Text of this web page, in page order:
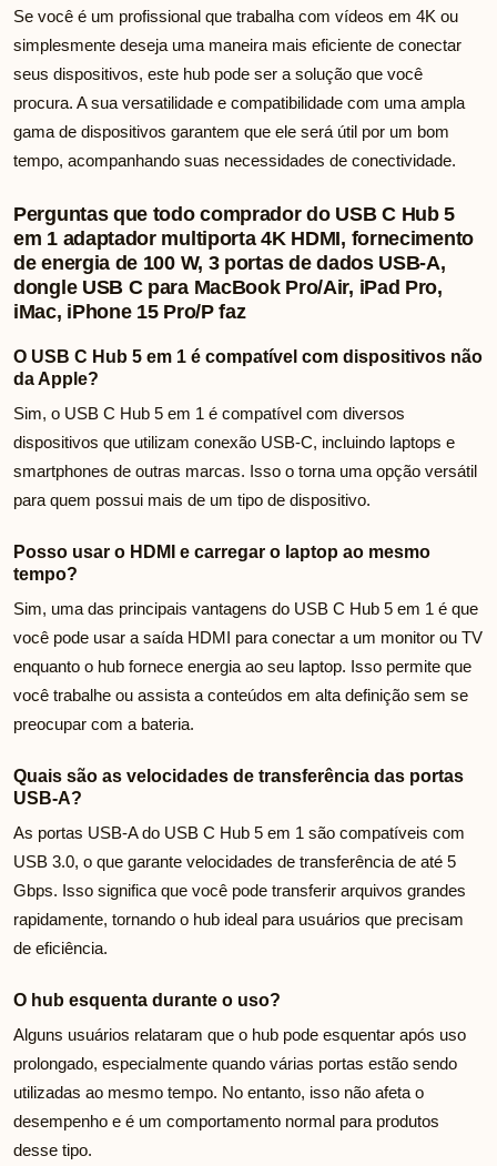
Se você é um profissional que trabalha com vídeos em 4K ou
simplesmente deseja uma maneira mais eficiente de conectar
seus dispositivos, este hub pode ser a solução que você
procura. A sua versatilidade e compatibilidade com uma ampla
gama de dispositivos garantem que ele será útil por um bom
tempo, acompanhando suas necessidades de conectividade.
Perguntas que todo comprador do USB C Hub 5
em 1 adaptador multiporta 4K HDMI, fornecimento
de energia de 100 W, 3 portas de dados USB-A,
dongle USB C para MacBook Pro/Air, iPad Pro,
iMac, iPhone 15 Pro/P faz
O USB C Hub 5 em 1 é compatível com dispositivos não
da Apple?
Sim, o USB C Hub 5 em 1 é compatível com diversos
dispositivos que utilizam conexão USB-C, incluindo laptops e
smartphones de outras marcas. Isso o torna uma opção versátil
para quem possui mais de um tipo de dispositivo.
Posso usar o HDMI e carregar o laptop ao mesmo
tempo?
Sim, uma das principais vantagens do USB C Hub 5 em 1 é que
você pode usar a saída HDMI para conectar a um monitor ou TV
enquanto o hub fornece energia ao seu laptop. Isso permite que
você trabalhe ou assista a conteúdos em alta definição sem se
preocupar com a bateria.
Quais são as velocidades de transferência das portas
USB-A?
As portas USB-A do USB C Hub 5 em 1 são compatíveis com
USB 3.0, o que garante velocidades de transferência de até 5
Gbps. Isso significa que você pode transferir arquivos grandes
rapidamente, tornando o hub ideal para usuários que precisam
de eficiência.
O hub esquenta durante o uso?
Alguns usuários relataram que o hub pode esquentar após uso
prolongado, especialmente quando várias portas estão sendo
utilizadas ao mesmo tempo. No entanto, isso não afeta o
desempenho e é um comportamento normal para produtos
desse tipo.